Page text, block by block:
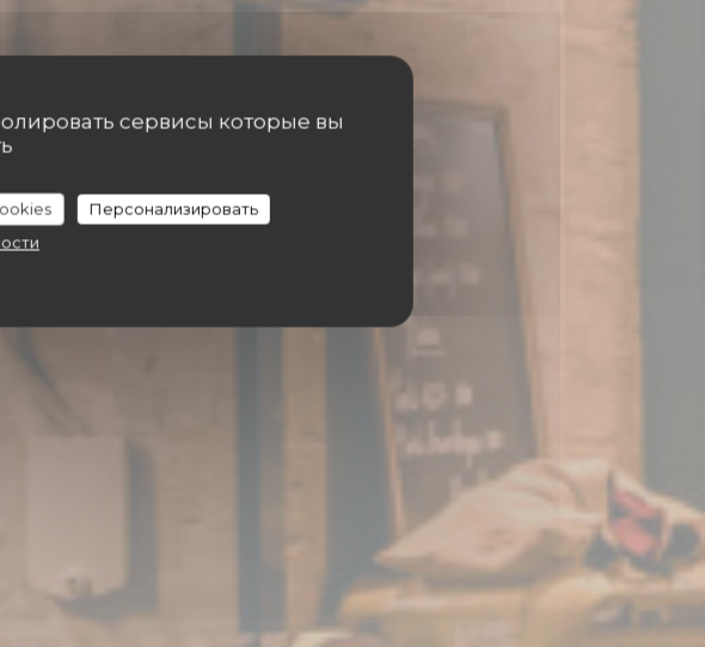
сервисы которые вы
Персонализировать